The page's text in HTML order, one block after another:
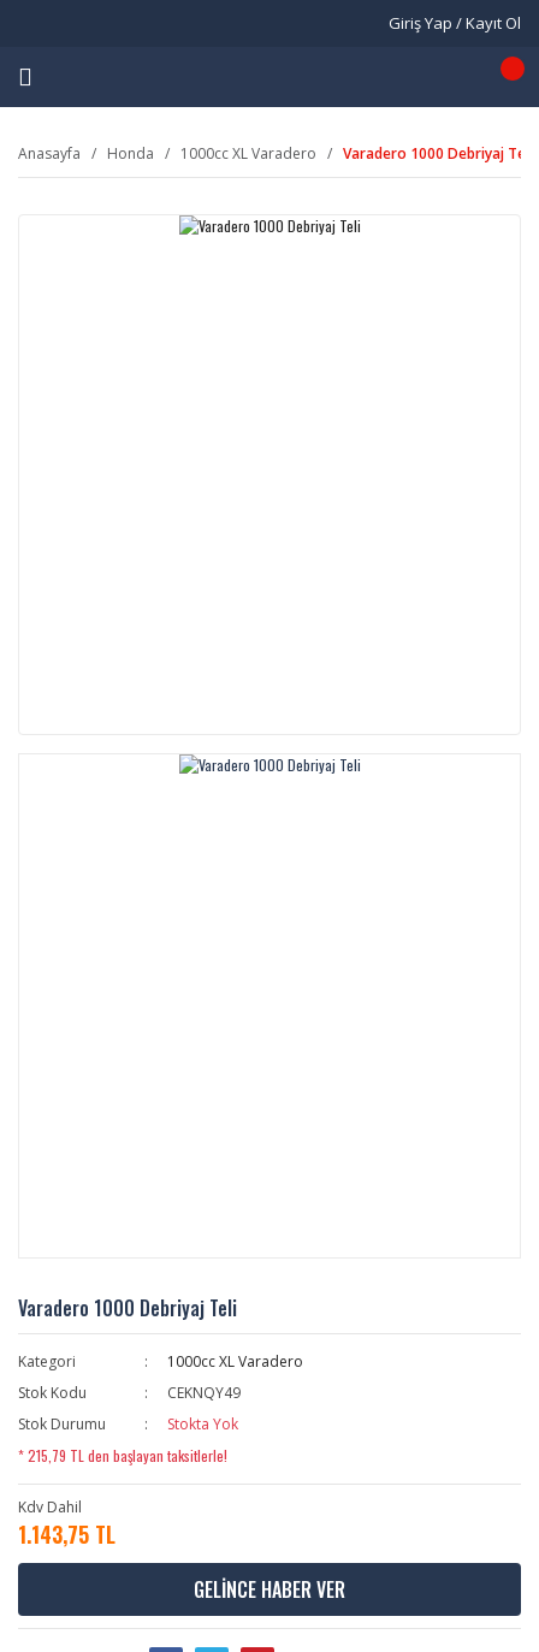
Giriş Yap / Kayıt Ol
Anasayfa Honda 1000cc XL Varadero Varadero 1000 Debriyaj Teli
Varadero 1000 Debriyaj Teli
Kategori
1000cc XL Varadero
Stok Kodu
CEKNQY49
Stok Durumu
Stokta Yok
* 215,79 TL den başlayan taksitlerle!
Kdv Dahil
1.143,75 TL
GELİNCE HABER VER